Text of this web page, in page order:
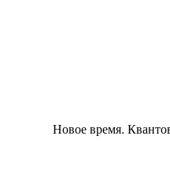
Новое время.